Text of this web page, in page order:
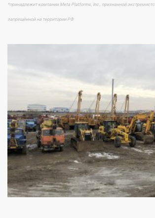
*принадлежит компании Meta Platforms, Inc., признанной
запрещённой на территории РФ